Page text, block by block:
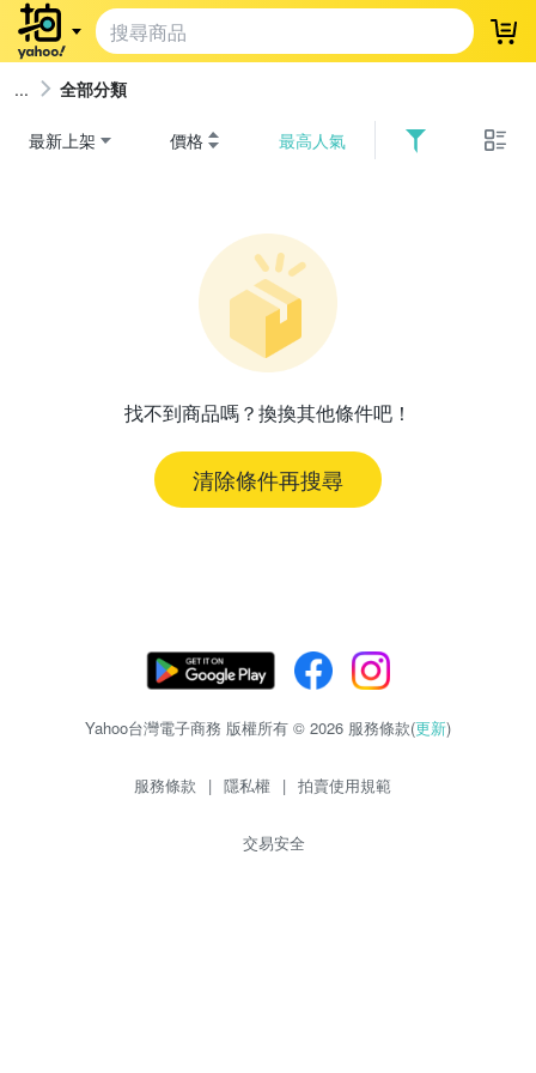
登
全部分類
最新上架 價格 最高人氣
找不到商品嗎？換換其他條件吧！
清除條件再搜尋
Yahoo台灣電子商務 版權所有 © 2026 服務條款(更新)
服務條款 | 隱私權 | 拍賣使用規範
交易安全